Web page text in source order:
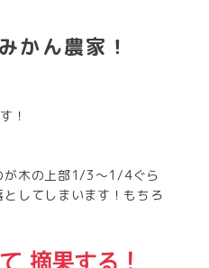
かん農家！
！
が木の上部1/3〜1/4ぐら
してしまいます！もちろ